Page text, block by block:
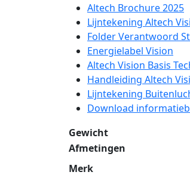
Altech Brochure 2025
Lijntekening Altech
Folder Verantwoord
Energielabel Vision
Altech Vision Basis
Handleiding Altech
Lijntekening
Download
Gewicht
Afmetingen
Merk